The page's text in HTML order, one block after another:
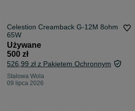
Celestion Creamback G-12M 8ohm
65W
Używane
500 zł
526,99 zł z Pakietem Ochronnym
Stalowa Wola
09 lipca 2026